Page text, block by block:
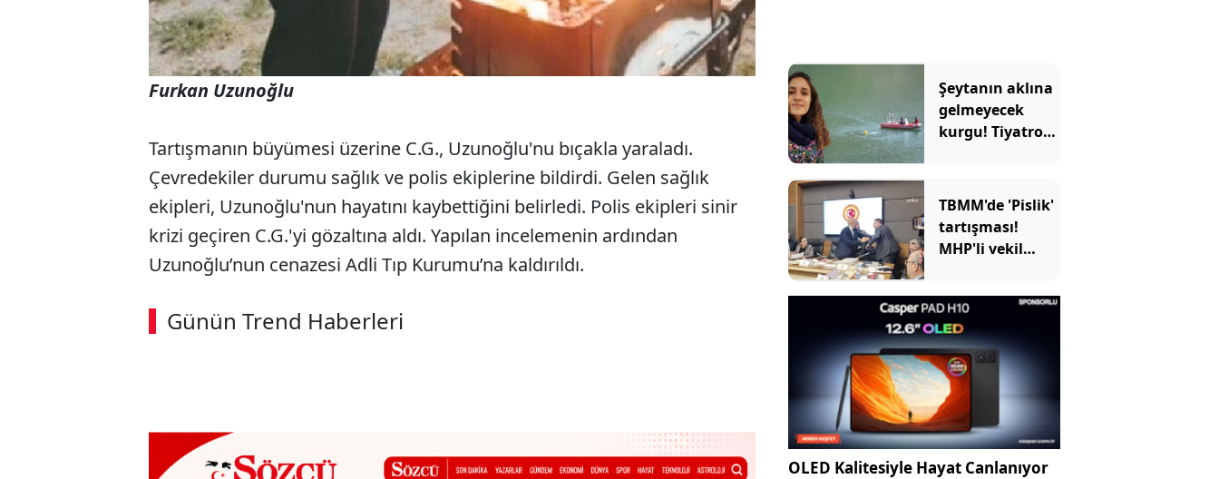
Furkan Uzunoğlu
Tartışmanın büyümesi üzerine C.G., Uzunoğlu'nu bıçakla yaraladı.
Çevredekiler durumu sağlık ve polis ekiplerine bildirdi. Gelen sağlık
ekipleri, Uzunoğlu'nun hayatını kaybettiğini belirledi. Polis ekipleri sinir
krizi geçiren C.G.'yi gözaltına aldı. Yapılan incelemenin ardından
Uzunoğlu’nun cenazesi Adli Tıp Kurumu’na kaldırıldı.
Günün Trend Haberleri
Şeytanın aklına
gelmeyecek
kurgu! Tiyatro
TBMM'de 'Pislik'
tartışması!
MHP'li vekil
yumrukladı: İYİ
Partili vekilin
üzerine yürüdü
OLED Kalitesiyle Hayat Canlanıyor